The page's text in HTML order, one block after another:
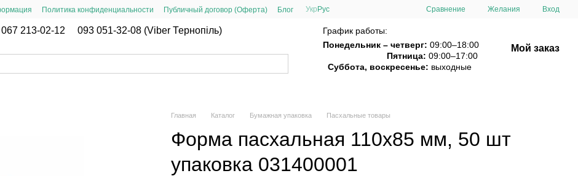
Политика конфиденциальности Публичный договор (Оферта) Блог Укр Рус Сравнение Желания Вход
067 213-02-12 093 051-32-08 (Viber Тернопіль)
График работы:
Понедельник – четверг: 09:00–18:00
Пятница: 09:00–17:00
Суббота, воскресенье: выходные
Мой заказ
Главная Каталог Бумажная упаковка Пасхальные товары
Форма пасхальная 110х85 мм, 50 шт
упаковка 031400001